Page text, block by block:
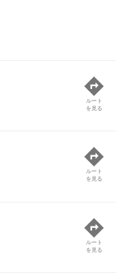
ルート
を見る
ルート
を見る
ルート
を見る